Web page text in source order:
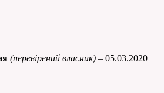
(перевірений власник) – 05.03.2020